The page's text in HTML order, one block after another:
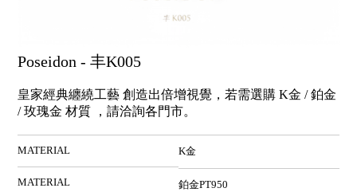
Poseidon - 丰K005
皇家經典纏繞工藝 創造出倍增視覺，若需選購 K金 / 鉑金
/ 玫瑰金 材質 ，請洽詢各門市。
MATERIAL K金
MATERIAL 鉑金PT950